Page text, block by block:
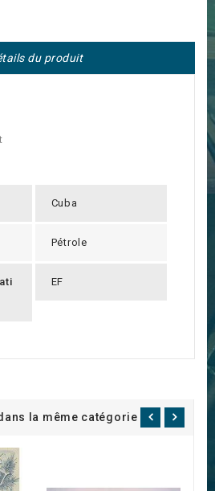
du produit
Cuba
Pétrole
EF
la même catégorie :